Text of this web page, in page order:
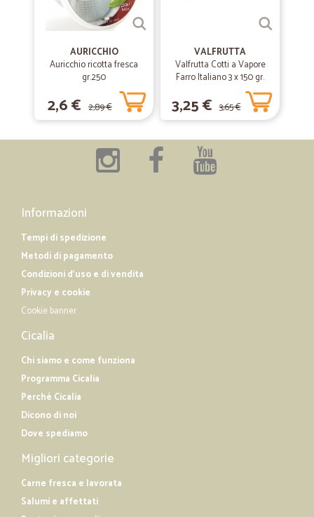
AURICCHIO
Auricchio ricotta fresca
gr.250
2,6 € 2,89 €
VALFRUTTA
Valfrutta Cotti a Vapore
Farro Italiano 3 x 150 gr.
3,25 € 3,65 €
Informazioni
Tempi di spedizione
Metodi di pagamento
Condizioni d'uso e di vendita
Privacy e cookie
Cookie banner
Cicalia
Chi siamo e come funziona
Programma Cicalia
Perché Cicalia
Dicono di noi
Dove spediamo
Migliori categorie
Carne fresca e lavorata
Salumi e affettati